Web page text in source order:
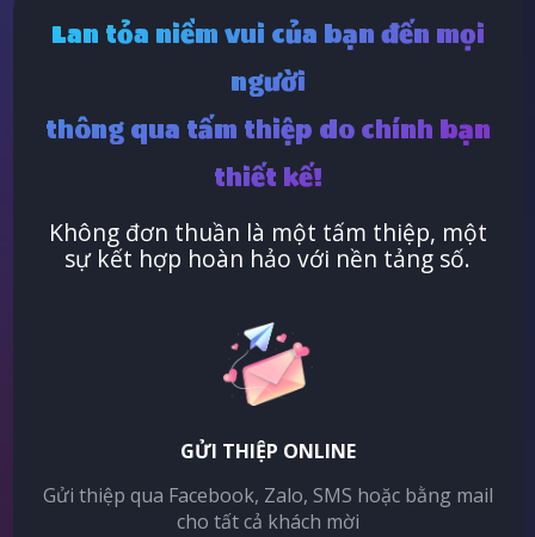
Lan tỏa niềm vui của bạn đến mọi
người
thông qua tấm thiệp do chính bạn
thiết kế!
Không đơn thuần là một tấm thiệp, một
sự kết hợp hoàn hảo với nền tảng số.
GỬI THIỆP ONLINE
Gửi thiệp qua Facebook, Zalo, SMS hoặc bằng mail
cho tất cả khách mời